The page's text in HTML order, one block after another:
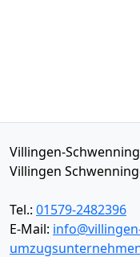
Villingen-
Villingen
Tel.: 01579-2482396
E-Mail: